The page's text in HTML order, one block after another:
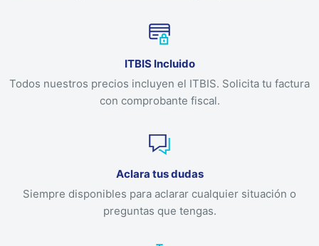
ITBIS Incluido
Todos nuestros precios incluyen el ITBIS. Solicita tu factura
con comprobante fiscal.
Aclara tus dudas
Siempre disponibles para aclarar cualquier situación o
preguntas que tengas.